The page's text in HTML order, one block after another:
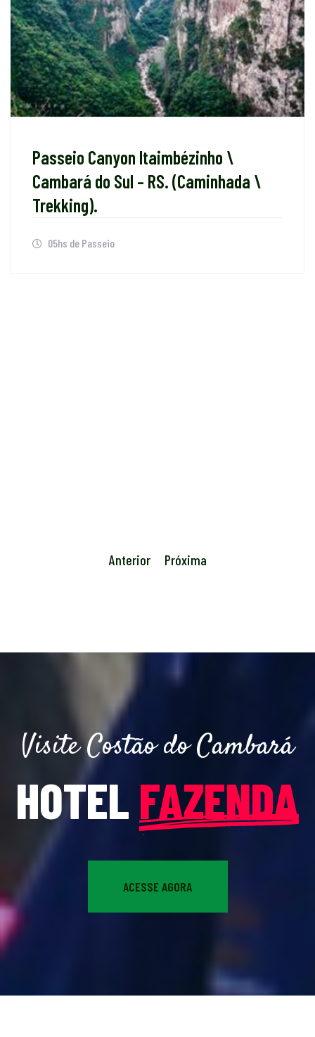
Passeio Canyon Itaimbézinho \
Cambará do Sul – RS. (Caminhada \
Trekking).
05hs de Passeio
Anterior Próxima
Visite Costão do Cambará
HOTEL FAZENDA
ACESSE AGORA